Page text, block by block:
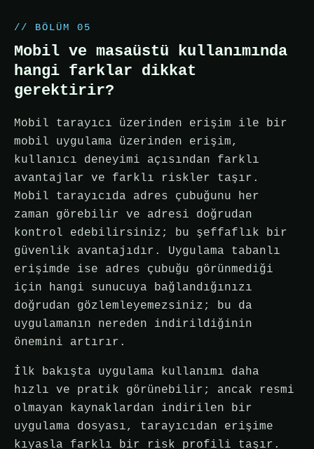
// BÖLÜM 05
Mobil ve masaüstü kullanımında
hangi farklar dikkat
gerektirir?
Mobil tarayıcı üzerinden erişim ile bir
mobil uygulama üzerinden erişim,
kullanıcı deneyimi açısından farklı
avantajlar ve farklı riskler taşır.
Mobil tarayıcıda adres çubuğunu her
zaman görebilir ve adresi doğrudan
kontrol edebilirsiniz; bu şeffaflık bir
güvenlik avantajıdır. Uygulama tabanlı
erişimde ise adres çubuğu görünmediği
için hangi sunucuya bağlandığınızı
doğrudan gözlemleyemezsiniz; bu da
uygulamanın nereden indirildiğinin
önemini artırır.
İlk bakışta uygulama kullanımı daha
hızlı ve pratik görünebilir; ancak resmi
olmayan kaynaklardan indirilen bir
uygulama dosyası, tarayıcıdan erişime
kıyasla farklı bir risk profili taşır.